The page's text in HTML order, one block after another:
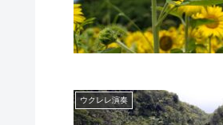
ウクレレ演奏